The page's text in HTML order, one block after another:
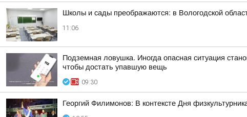
Школы и сады преображаются: в Вологодской
11:06
Подземная ловушка. Иногда опасная ситуация
чтобы достать упавшую вещь
09:30
Георгий Филимонов: В контексте Дня